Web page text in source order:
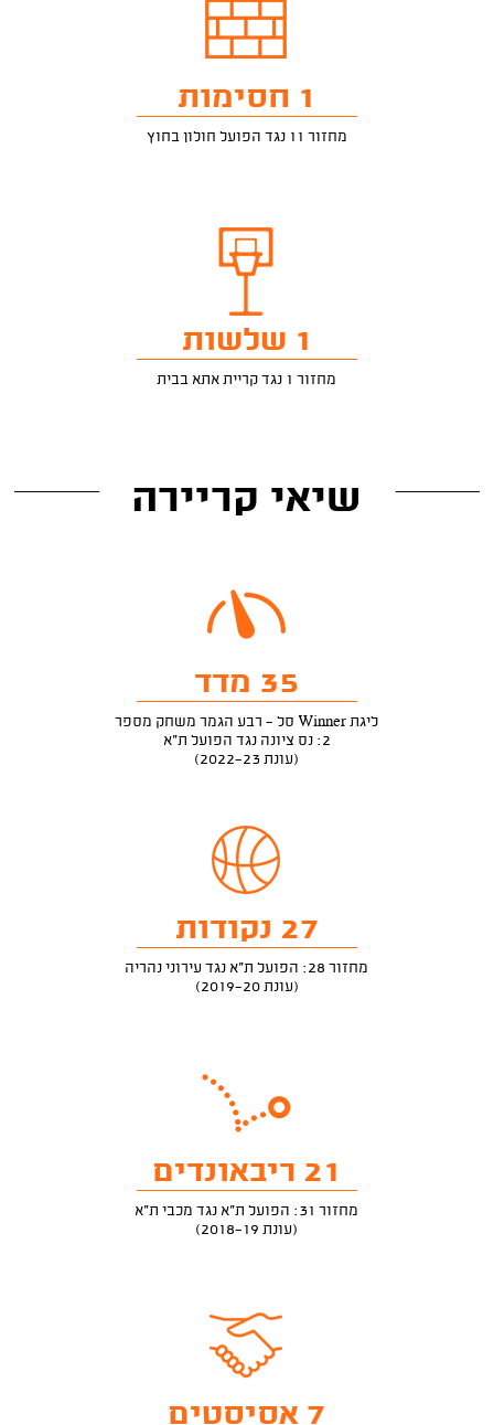
1 חסימות
מחזור 11 נגד הפועל חולון בחוץ
1 שלשות
מחזור 1 נגד קריית אתא בבית
שיאי קריירה
35 מדד
ליגת Winner סל - רבע הגמר משחק מספר
2: נס ציונה נגד הפועל ת"א
(עונת 2022-23)
27 נקודות
מחזור 28: הפועל ת"א נגד עירוני נהריה
(עונת 2019-20)
21 ריבאונדים
מחזור 31: הפועל ת"א נגד מכבי ת"א
(עונת 2018-19)
7 אסיסטים